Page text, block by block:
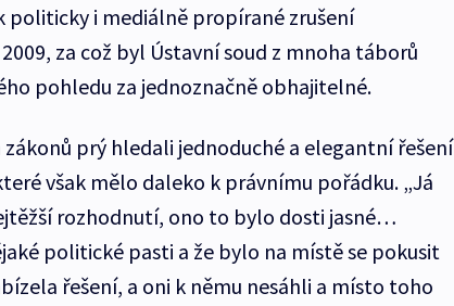
politicky i mediálně propírané zrušení
za což byl Ústavní soud z mnoha táborů
pohledu za jednoznačně obhajitelné.
prý hledali jednoduché a elegantní řešení
však mělo daleko k právnímu pořádku. „Já
rozhodnutí, ono to bylo dosti jasné…
politické pasti a že bylo na místě se pokusit
řešení, a oni k němu nesáhli a místo toho